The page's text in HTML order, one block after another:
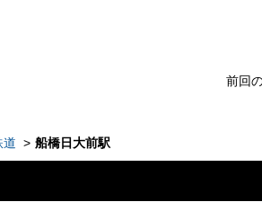
前回
道 船橋日大前駅